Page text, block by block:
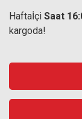
Haftaİçi Saat
kargoda!